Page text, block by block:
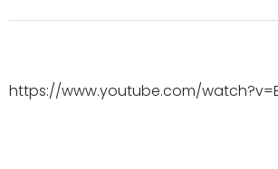
https://www.youtube.com/